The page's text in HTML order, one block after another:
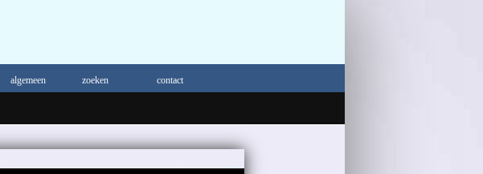
algemeen zoeken contact